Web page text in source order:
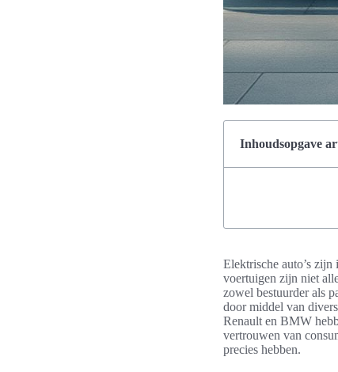
Inhoudsopgave
Elektrische auto’s zijn
voertuigen zijn niet
zowel bestuurder als
door middel van
Renault en BMW
vertrouwen van
precies hebben.